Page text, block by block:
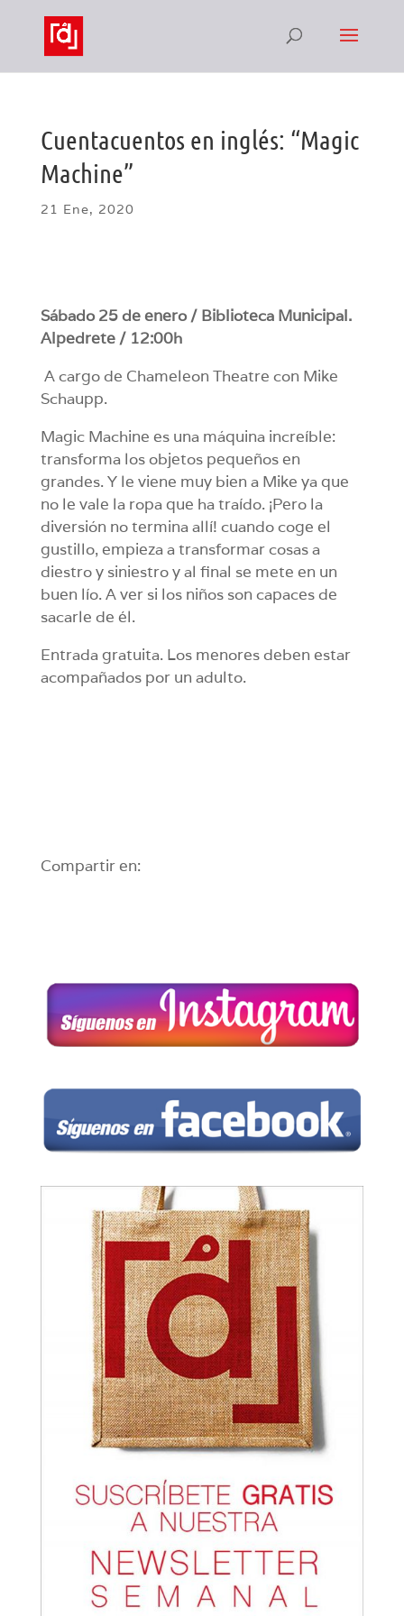
Cuentacuentos en inglés: “Magic
Machine”
21 Ene, 2020
Sábado 25 de enero / Biblioteca Municipal.
Alpedrete / 12:00h
A cargo de Chameleon Theatre con Mike
Schaupp.
Magic Machine es una máquina increíble:
transforma los objetos pequeños en
grandes. Y le viene muy bien a Mike ya que
no le vale la ropa que ha traído. ¡Pero la
diversión no termina allí! cuando coge el
gustillo, empieza a transformar cosas a
diestro y siniestro y al final se mete en un
buen lío. A ver si los niños son capaces de
sacarle de él.
Entrada gratuita. Los menores deben estar
acompañados por un adulto.
Compartir en: